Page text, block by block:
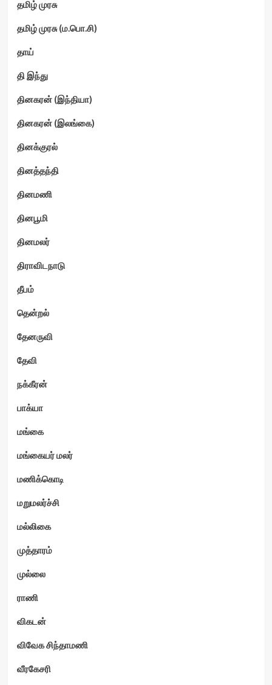
தமிழ் முரசு
தமிழ் முரசு (ம.பொ.சி)
தாய்
தி இந்து
தினகரன் (இந்தியா)
தினகரன் (இலங்கை)
தினக்குரல்
தினத்தந்தி
தினமணி
தினபூமி
தினமலர்
திராவிடநாடு
தீபம்
தென்றல்
தேனருவி
தேவி
நக்கீரன்
பாக்யா
மங்கை
மங்கையர் மலர்
மணிக்கொடி
மறுமலர்ச்சி
மல்லிகை
முத்தாரம்
முல்லை
ராணி
விகடன்
விவேக சிந்தாமணி
வீரகேசரி